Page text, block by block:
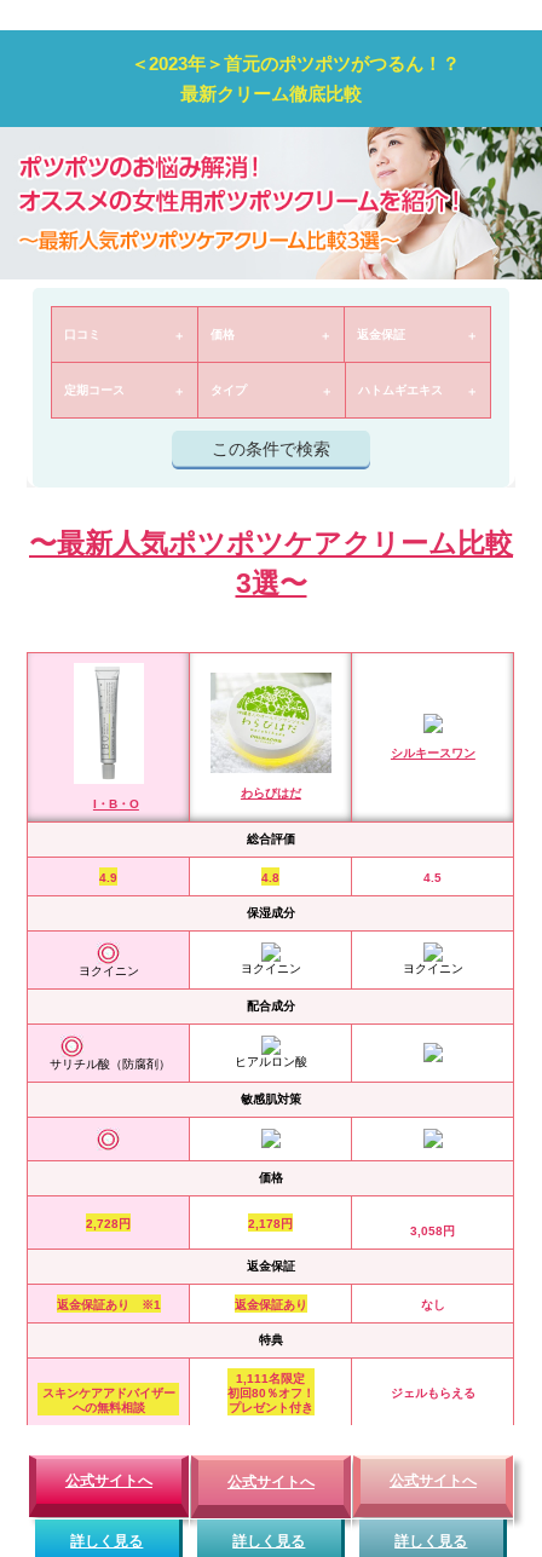
＜2023年＞首元のポツポツがつるん！？
最新クリーム徹底比較
口コミ 価格 返金保証
定期コース タイプ ハトムギエキス
〜最新人気ポツポツケアクリーム比較
3選〜
I・B・O
わらびはだ
シルキースワン
総合評価
4.9 4.8 4.5
保湿成分
ヨクイニン ヨクイニン ヨクイニン
配合成分
サリチル酸（防腐剤） ヒアルロン酸
敏感肌対策
価格
2,728円 2,178円
3,058円
返金保証
返金保証あり ※1 返金保証あり なし
特典
スキンケアアドバイザー
への無料相談
1,111名限定
初回80％オフ！
プレゼント付き
ジェルもらえる
公式サイトへ 公式サイトへ 公式サイトへ
詳しく見る 詳しく見る 詳しく見る